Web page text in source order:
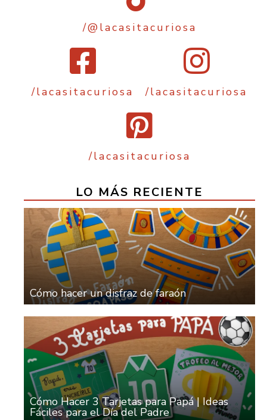
/@lacasitacuriosa
/lacasitacuriosa /lacasitacuriosa
/lacasitacuriosa
LO MÁS RECIENTE
Cómo hacer un disfraz de faraón
Cómo Hacer 3 Tarjetas para Papá | Ideas
Fáciles para el Día del Padre